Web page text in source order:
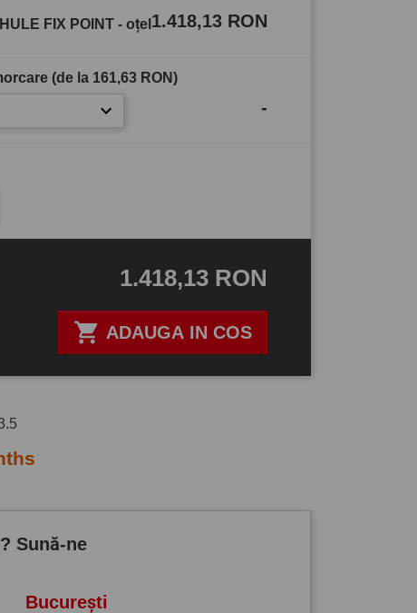
FIX POINT - oțel 1.418,13 RON
(de la 161,63 RON)
-
 ADAUGA IN COS
1.418,13 RON
Sună-ne
București